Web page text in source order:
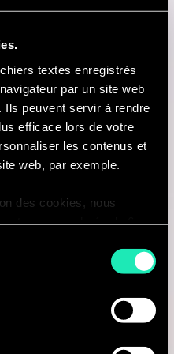
textes enregistrés
par un site web
peuvent servir à rendre
efficace lors de votre
les contenus et
web, par exemple.
des cookies, nous
Si vous ne
pas votre
ESG